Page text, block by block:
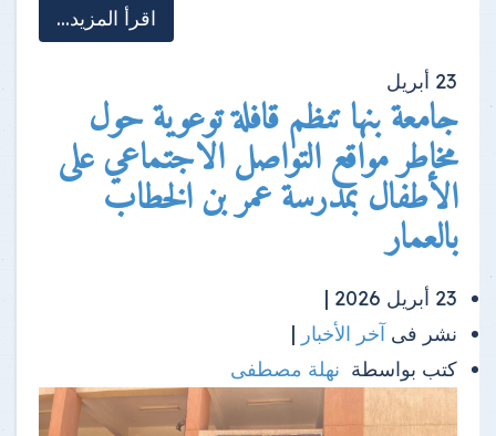
اقرأ المزيد...
23 أبريل
جامعة بنها تنظم قافلة توعوية حول
مخاطر مواقع التواصل الاجتماعي على
الأطفال بمدرسة عمر بن الخطاب
بالعمار
23 أبريل 2026 |
نشر فى آخر الأخبار |
كتب بواسطة نهلة مصطفى